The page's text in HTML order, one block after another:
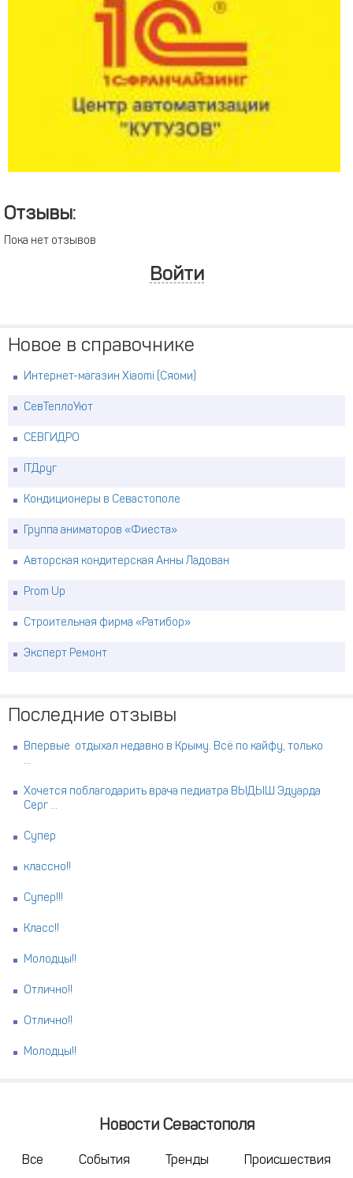
Отзывы:
Пока нет отзывов
Войти
Новое в справочнике
Интернет-магазин Xiaomi (Сяоми)
СевТеплоУют
СЕВГИДРО
ITДруг
Кондиционеры в Севастополе
Группа аниматоров «Фиеста»
Авторская кондитерская Анны Ладован
Prom Up
Строительная фирма «Ратибор»
Эксперт Ремонт
Последние отзывы
Впервые отдыхал недавно в Крыму. Всё по кайфу, только
...
Хочется поблагодарить врача педиатра ВЫДЫШ Эдуарда
Серг ...
Супер
классно!!
Супер!!!
Класс!!
Молодцы!!
Отлично!!
Отлично!!
Молодцы!!
Новости Севастополя
Все События Тренды
Происшествия